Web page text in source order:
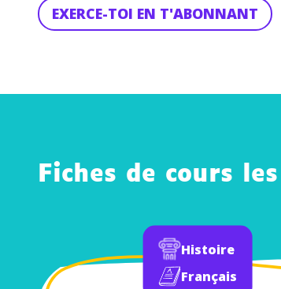
EXERCE-TOI EN T'ABONNANT
Fiches de cours
Histoire
Français